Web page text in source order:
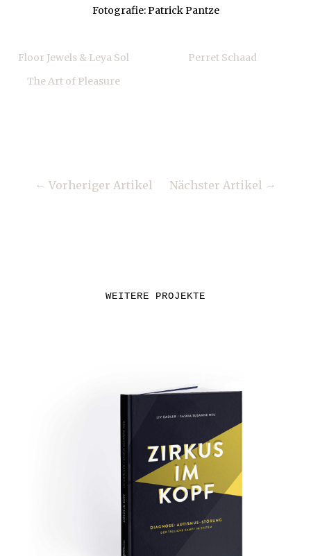
Fotografie: Patrick Pantze
Floor Jewels & Leya Sol
Perret Schaad
The Art of Pleasure
Vorheriger Artikel Nächster Artikel
WEITERE PROJEKTE